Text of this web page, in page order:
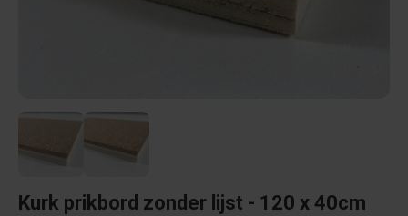
Kurk prikbord zonder lijst - 120 x 40cm